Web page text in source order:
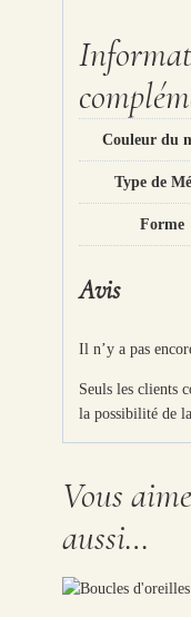
Couleur du
Type de
Forme
Avis
Il n’y a pas
Seuls les clients
la possibilité de
Vous
aussi…